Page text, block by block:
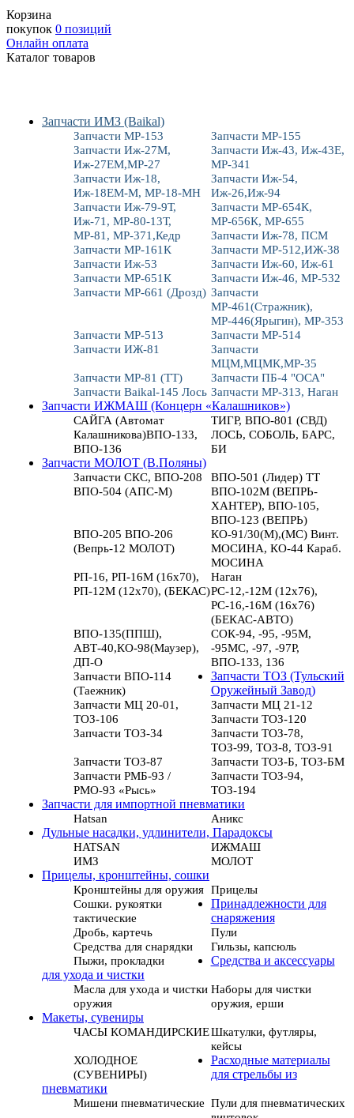
Корзина
покупок 0 позиций
Онлайн оплата
Каталог товаров
Запчасти ИМЗ (Baikal)
Запчасти МР-153
Запчасти МР-155
Запчасти Иж-27М,
Иж-27ЕМ,МР-27
Запчасти Иж-43, Иж-43Е,
МР-341
Запчасти Иж-18,
Иж-18ЕМ-М, МР-18-МН
Запчасти Иж-54,
Иж-26,Иж-94
Запчасти Иж-79-9Т,
Иж-71, МР-80-13Т,
МР-81, МР-371,Кедр
Запчасти МР-654К,
МР-656К, МР-655
Запчасти Иж-78, ПСМ
Запчасти МР-161К
Запчасти МР-512,ИЖ-38
Запчасти Иж-53
Запчасти Иж-60, Иж-61
Запчасти МР-651К
Запчасти Иж-46, МР-532
Запчасти МР-661 (Дрозд) Запчасти
МР-461(Стражник),
МР-446(Ярыгин), МР-353
Запчасти МР-513
Запчасти МР-514
Запчасти ИЖ-81
Запчасти
МЦМ,МЦМК,МР-35
Запчасти МР-81 (ТТ)
Запчасти ПБ-4 "ОСА"
Запчасти Baikal-145 Лось Запчасти МР-313, Наган
Запчасти ИЖМАШ (Концерн «Калашников»)
САЙГА (Автомат
Калашникова)ВПО-133,
ВПО-136
ТИГР, ВПО-801 (СВД)
ЛОСЬ, СОБОЛЬ, БАРС,
БИ
Запчасти МОЛОТ (В.Поляны)
Запчасти СКС, ВПО-208
ВПО-501 (Лидер) ТТ
ВПО-504 (АПС-М)
ВПО-102М (ВЕПРЬ-
ХАНТЕР), ВПО-105,
ВПО-123 (ВЕПРЬ)
ВПО-205 ВПО-206
(Вепрь-12 МОЛОТ)
КО-91/30(М),(МС) Винт.
МОСИНА, КО-44 Караб.
МОСИНА
РП-16, РП-16М (16х70),
РП-12М (12х70), (БЕКАС)
Наган
РС-12,-12М (12х76),
РС-16,-16М (16х76)
(БЕКАС-АВТО)
ВПО-135(ППШ),
АВТ-40,КО-98(Маузер),
ДП-О
СОК-94, -95, -95М,
-95МС, -97, -97Р,
ВПО-133, 136
Запчасти ВПО-114
(Таежник)
Запчасти ТОЗ (Тульский
Оружейный Завод)
Запчасти МЦ 20-01,
ТОЗ-106
Запчасти МЦ 21-12
Запчасти ТОЗ-120
Запчасти ТОЗ-34
Запчасти ТОЗ-78,
ТОЗ-99, ТОЗ-8, ТОЗ-91
Запчасти ТОЗ-87
Запчасти ТОЗ-Б, ТОЗ-БМ
Запчасти РМБ-93 /
РМО-93 «Рысь»
Запчасти ТОЗ-94,
ТОЗ-194
Запчасти для импортной пневматики
Hatsan
Аникс
Дульные насадки, удлинители, Парадоксы
HATSAN
ИЖМАШ
ИМЗ
МОЛОТ
Прицелы, кронштейны, сошки
Кронштейны для оружия Прицелы
Сошки. рукоятки
тактические
Принадлежности для
снаряжения
Дробь, картечь
Пули
Средства для снарядки
Гильзы, капсюль
Пыжи, прокладки
Средства и аксессуары
для ухода и чистки
Масла для ухода и чистки
оружия
Наборы для чистки
оружия, ерши
Макеты, сувениры
ЧАСЫ КОМАНДИРСКИЕШкатулки, футляры,
кейсы
ХОЛОДНОЕ
(СУВЕНИРЫ)
Расходные материалы
для стрельбы из
пневматики
Мишени пневматические Пули для пневматических